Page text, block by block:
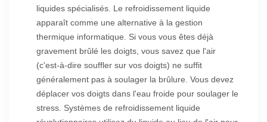
liquides spécialisés. Le refroidissement liquide
apparaît comme une alternative à la gestion
thermique informatique. Si vous vous êtes déjà
gravement brûlé les doigts, vous savez que l'air
(c'est-à-dire souffler sur vos doigts) ne suffit
généralement pas à soulager la brûlure. Vous devez
déplacer vos doigts dans l'eau froide pour soulager le
stress. Systèmes de refroidissement liquide